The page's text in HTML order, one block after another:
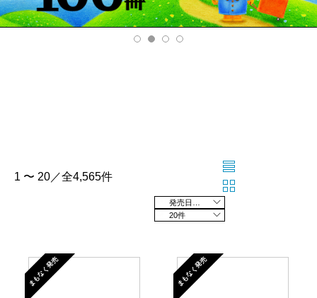
Pre
v
Ne
xt
1 〜 20／全4,565件
20件
まもなく発売 まもなく発売